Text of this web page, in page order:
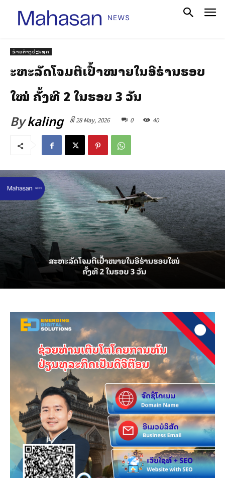
ຂ່າວຕ່າງປະເທດ
ສະຫະລັດໂຈມຕີເປົ້າໝາຍໃນອີຣ່ານຮອບ
ໃໝ່ ຄັ້ງທີ 2 ໃນຮອບ 3 ວັນ
Bykaling ທີ 28 May, 2026 0 40